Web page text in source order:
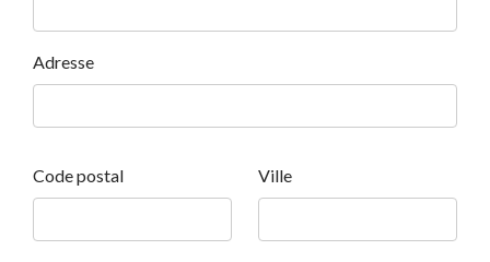
Adresse
Code postal Ville